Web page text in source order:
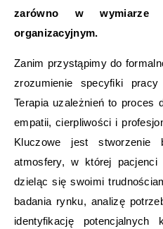
zarówno w wymiarze
organizacyjnym.
Zanim przystąpimy do
zrozumienie specyfiki
Terapia uzależnień to proces
empatii, cierpliwości i
Kluczowe jest stworzenie
atmosfery, w której
dzieląc się swoimi
badania rynku, analizę
identyfikację potencjalnych